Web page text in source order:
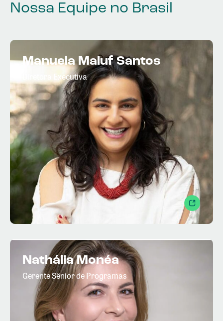
Nossa Equipe no Brasil
Manuela Maluf Santos
Diretora Executiva
Nathália Monéa
Gerente Sênior de Programas